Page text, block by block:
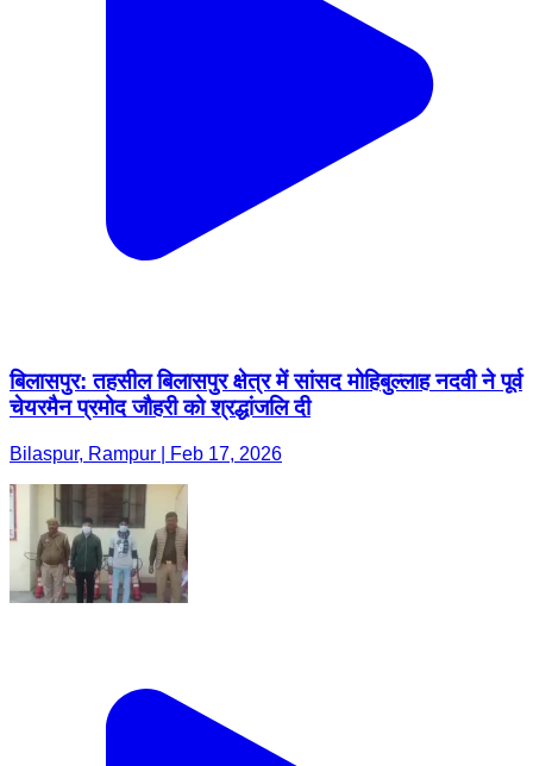
बिलासपुर: तहसील बिलासपुर क्षेत्र में सांसद मोहिबुल्लाह नदवी ने पूर्व
चेयरमैन प्रमोद जौहरी को श्रद्धांजलि दी
Bilaspur, Rampur | Feb 17, 2026